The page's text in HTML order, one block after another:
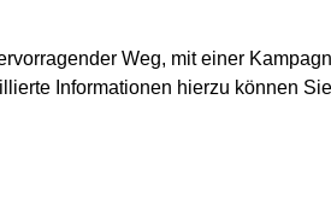
Weg, mit einer
Informationen hierzu können